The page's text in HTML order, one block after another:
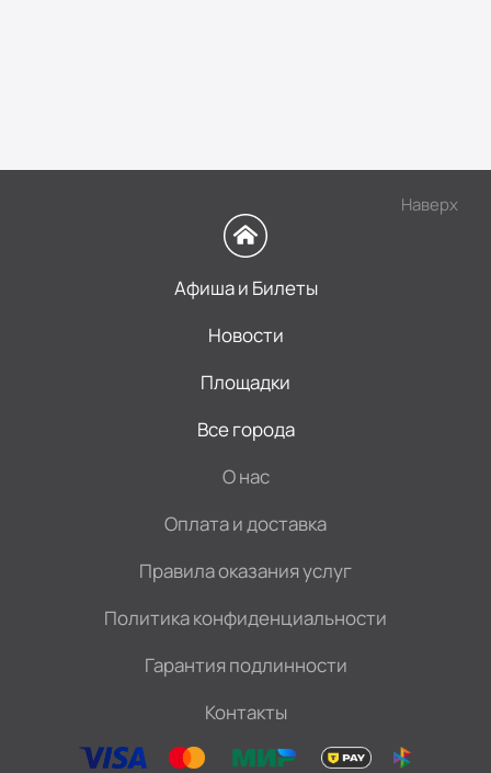
Наверх
Афиша и Билеты
Новости
Площадки
Все города
О нас
Оплата и доставка
Правила оказания услуг
Политика конфиденциальности
Гарантия подлинности
Контакты